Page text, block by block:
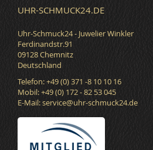
UHR-SCHMUCK24.DE
Uhr-Schmuck24 - Juwelier Winkler
Ferdinandstr.91
09128 Chemnitz
Deutschland
Telefon: +49 (0) 371 -8 10 10 16
Mobil: +49 (0) 172 - 82 53 045
E-Mail:service@uhr-schmuck24.de